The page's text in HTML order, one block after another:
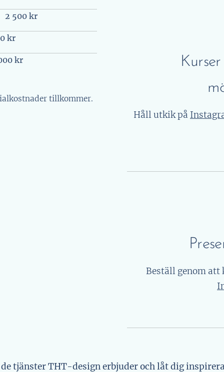
2 500 kr
kr
kr
tillkommer.
Håll utkik på
Beställ genom att
de tjänster THT-design erbjuder och låt dig